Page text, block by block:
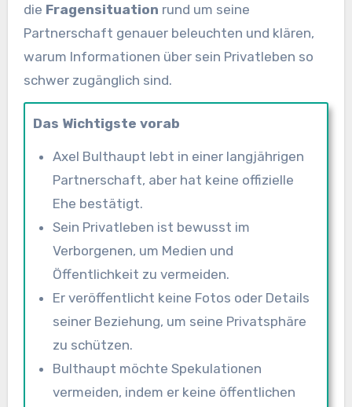
die Fragensituation rund um seine
Partnerschaft genauer beleuchten und klären,
warum Informationen über sein Privatleben so
schwer zugänglich sind.
Das Wichtigste vorab
Axel Bulthaupt lebt in einer langjährigen
Partnerschaft, aber hat keine offizielle
Ehe bestätigt.
Sein Privatleben ist bewusst im
Verborgenen, um Medien und
Öffentlichkeit zu vermeiden.
Er veröffentlicht keine Fotos oder Details
seiner Beziehung, um seine Privatsphäre
zu schützen.
Bulthaupt möchte Spekulationen
vermeiden, indem er keine öffentlichen